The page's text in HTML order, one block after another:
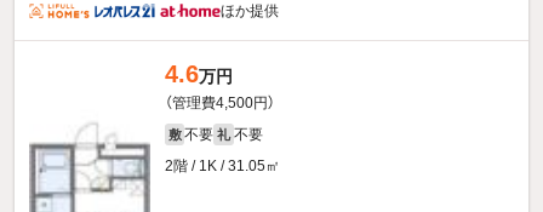
ほか提供
4.6万円
（管理費4,500円）
敷 不要 礼 不要
2階 / 1K / 31.05㎡